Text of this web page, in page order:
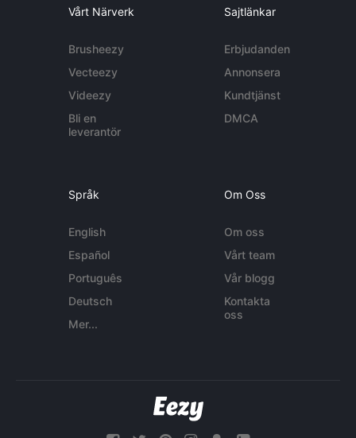
Vårt Närverk
Brusheezy
Vecteezy
Videezy
Bli en
leverantör
Sajtlänkar
Erbjudanden
Annonsera
Kundtjänst
DMCA
Språk
English
Español
Português
Deutsch
Mer...
Om Oss
Om oss
Vårt team
Vår blogg
Kontakta
oss